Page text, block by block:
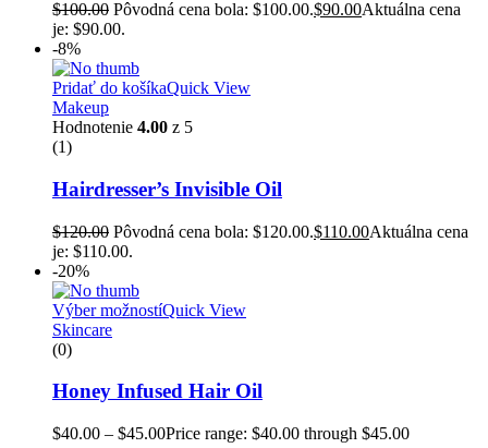
$100.00 Pôvodná cena bola: $100.00.$90.00Aktuálna cena
je: $90.00.
-8%
Pridať do košíkaQuick View
Makeup
Hodnotenie 4.00 z 5
(1)
Hairdresser’s Invisible Oil
$120.00 Pôvodná cena bola: $120.00.$110.00Aktuálna cena
je: $110.00.
-20%
Výber možnostíQuick View
Skincare
(0)
Honey Infused Hair Oil
$40.00 – $45.00Price range: $40.00 through $45.00